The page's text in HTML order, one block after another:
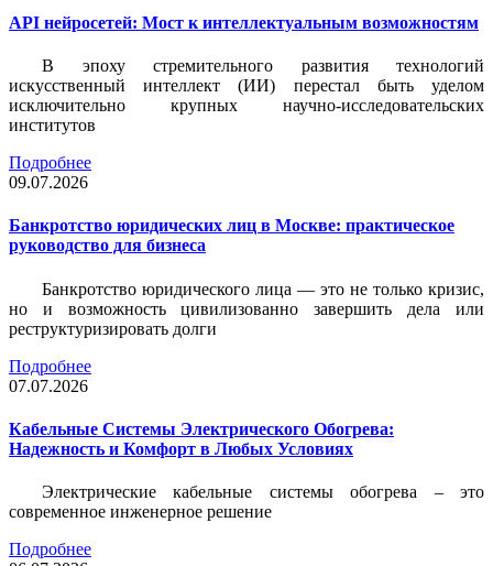
API нейросетей: Мост к интеллектуальным возможностям
В эпоху стремительного развития технологий
искусственный интеллект (ИИ) перестал быть уделом
исключительно крупных научно-исследовательских
институтов
Подробнее
09.07.2026
Банкротство юридических лиц в Москве: практическое
руководство для бизнеса
Банкротство юридического лица — это не только кризис,
но и возможность цивилизованно завершить дела или
реструктуризировать долги
Подробнее
07.07.2026
Кабельные Системы Электрического Обогрева:
Надежность и Комфорт в Любых Условиях
Электрические кабельные системы обогрева – это
современное инженерное решение
Подробнее